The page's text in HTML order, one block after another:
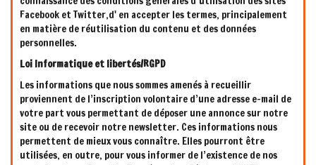
Facebook et Twitter,d' en accepter les termes, principalement
en matière de réutilisation du contenu et des données
personnelles.
Loi Informatique et libertés/RGPD
Les informations que nous sommes amenés à recueillir
proviennent de l’inscription volontaire d’une adresse e-mail de
votre part vous permettant de déposer une annonce sur notre
site ou de recevoir notre newsletter. Ces informations nous
permettent de mieux vous connaître. Elles pourront être
utilisées, en outre, pour vous informer de l’existence de nos